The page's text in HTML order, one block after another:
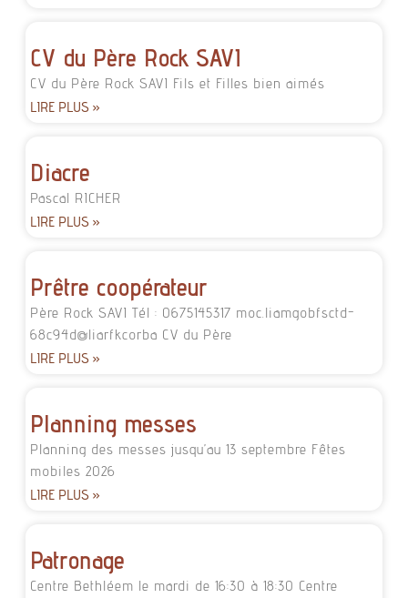
CV du Père Rock SAVI
CV du Père Rock SAVI Fils et Filles bien aimés
LIRE PLUS »
Diacre
Pascal RICHER
LIRE PLUS »
Prêtre coopérateur
Père Rock SAVI Tél : 0675145317 moc.liamgobfsctd-
68c94d@liarfkcorba CV du Père
LIRE PLUS »
Planning messes
Planning des messes jusqu’au 13 septembre Fêtes
mobiles 2026
LIRE PLUS »
Patronage
Centre Bethléem le mardi de 16:30 à 18:30 Centre